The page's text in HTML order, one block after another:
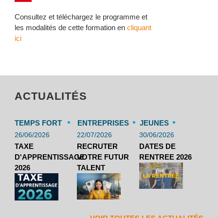
Consultez et téléchargez le programme et
les modalités de cette formation en cliquant
ici
ACTUALITÉS
TEMPS FORT •
26/06/2026
TAXE
D'APPRENTISSAGE
2026
ENTREPRISES •
22/07/2026
RECRUTER
VOTRE FUTUR
TALENT
JEUNES •
30/06/2026
DATES DE
RENTREE 2026